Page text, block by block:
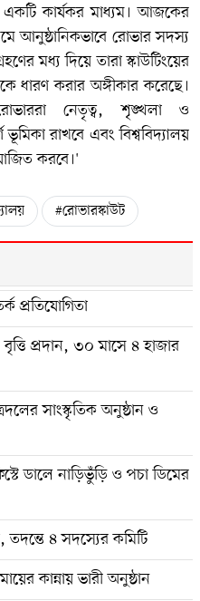
কার্যকর মাধ্যম। আজকের
আনুষ্ঠানিকভাবে রোভার সদস্য
মধ্য দিয়ে তারা স্কাউটিংয়ের
ধারণ করার অঙ্গীকার করেছে।
নেতৃত্ব, শৃঙ্খলা ও
ভূমিকা রাখবে এবং বিশ্ববিদ্যালয়
করবে।'
#রোভারস্কাউট
প্রতিযোগিতা
বৃত্তি প্রদান, ৩০ মাসে ৪ হাজার
সাংস্কৃতিক অনুষ্ঠান ও
ডালে নাড়িভুঁড়ি ও পচা ডিমের
৪ সদস্যের কমিটি
কান্নায় ভারী অনুষ্ঠান